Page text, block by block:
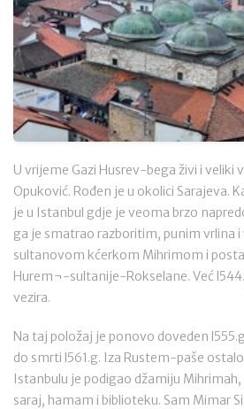
U vrijeme Gazi Husrev-bega živi i veliki
Opuković. Rođen je u okolici Sarajeva.
je u Istanbul gdje je veoma brzo
ga je smatrao razboritim, punim vrlina i
sultanovom kćerkom Mihrimom i
Hurem¬-sultanije-Rokselane. Već
vezira.
Na taj položaj je ponovo doveden
do smrti l561.g. Iza Rustem-paše
Istanbulu je podigao džamiju
saraj, hamam i biblioteku. Sam Mimar